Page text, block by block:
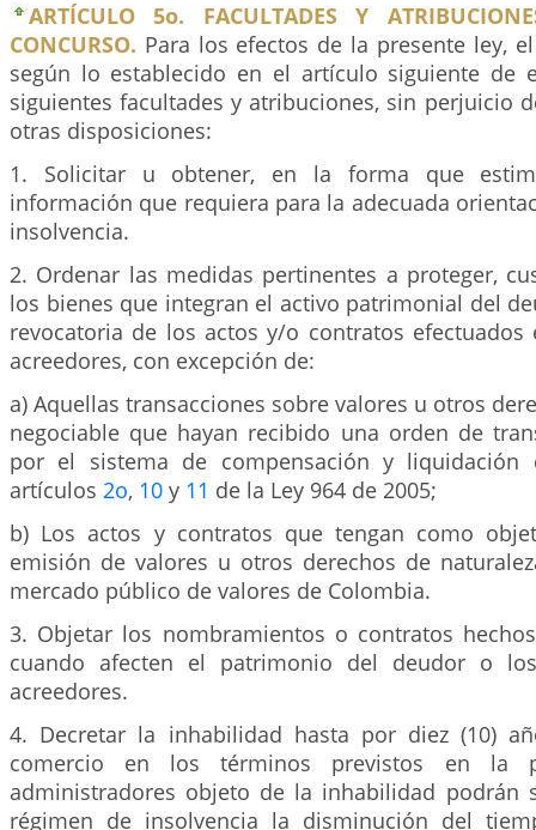
ARTÍCULO 5o. FACULTADES Y
CONCURSO. Para los efectos de la presente ley,
según lo establecido en el artículo siguiente de
siguientes facultades y atribuciones, sin perjuicio
otras disposiciones:
1. Solicitar u obtener, en la forma que
información que requiera para la adecuada
insolvencia.
2. Ordenar las medidas pertinentes a proteger,
los bienes que integran el activo patrimonial del
revocatoria de los actos y/o contratos
acreedores, con excepción de:
a) Aquellas transacciones sobre valores u otros
negociable que hayan recibido una orden de
por el sistema de compensación y
artículos 2o, 10 y 11 de la Ley 964 de 2005;
b) Los actos y contratos que tengan como
emisión de valores u otros derechos de
mercado público de valores de Colombia.
3. Objetar los nombramientos o contratos
cuando afecten el patrimonio del deudor o
acreedores.
4. Decretar la inhabilidad hasta por diez (10)
comercio en los términos previstos en la
administradores objeto de la inhabilidad podrán
régimen de insolvencia la disminución del